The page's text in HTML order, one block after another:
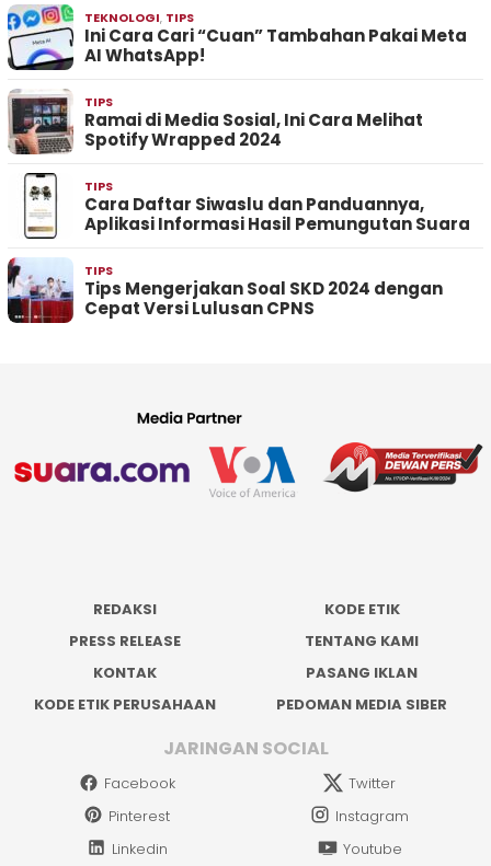
TEKNOLOGI, TIPS
Ini Cara Cari “Cuan” Tambahan Pakai Meta
AI WhatsApp!
TIPS
Ramai di Media Sosial, Ini Cara Melihat
Spotify Wrapped 2024
TIPS
Cara Daftar Siwaslu dan Panduannya,
Aplikasi Informasi Hasil Pemungutan Suara
TIPS
Tips Mengerjakan Soal SKD 2024 dengan
Cepat Versi Lulusan CPNS
REDAKSI
KODE ETIK
PRESS RELEASE
TENTANG KAMI
KONTAK
PASANG IKLAN
KODE ETIK PERUSAHAAN
PEDOMAN MEDIA SIBER
JARINGAN SOCIAL
Facebook
Twitter
Pinterest
Instagram
Linkedin
Youtube